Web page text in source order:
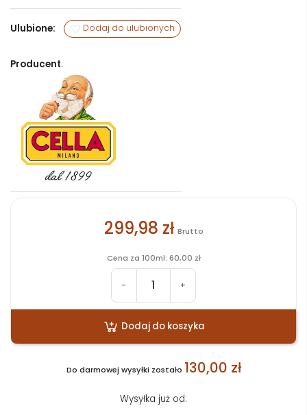
Ulubione: Dodaj do ulubionych
Producent:
299,98 zł Brutto
Cena za 100ml: 60,00 zł
- +
Dodaj do koszyka
Do darmowej wysyłki zostało 130,00 zł
Wysyłka już od: